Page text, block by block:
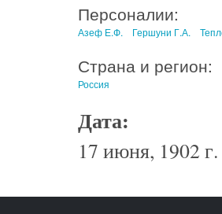
Персоналии:
Азеф Е.Ф. Гершуни Г.А.
Страна и регион:
Россия
Дата:
17 июня, 1902 г.